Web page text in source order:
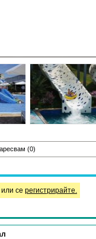
(0)
или се регистрирайте.